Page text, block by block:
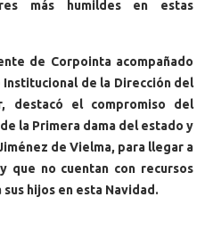
más humildes en estas
de Corpointa acompañado
de la Dirección del
destacó el compromiso del
la Primera dama del estado y
de Vielma, para llegar a
que no cuentan con recursos
hijos en esta Navidad.